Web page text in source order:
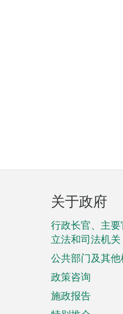
页
脚
菜
单
关于政府
行政长官、主要
立法和司法机关
公共部门及其他
政策咨询
施政报告